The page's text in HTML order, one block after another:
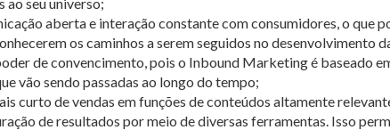
aberta e interação constante com consumidores, o que
os caminhos a serem seguidos no desenvolvimento
de convencimento, pois o Inbound Marketing é baseado
vão sendo passadas ao longo do tempo;
curto de vendas em funções de conteúdos altamente
de resultados por meio de diversas ferramentas. Isso